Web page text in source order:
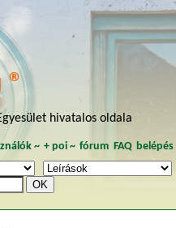
®
hivatalos oldala
~ + poi~ fórum FAQ belépés